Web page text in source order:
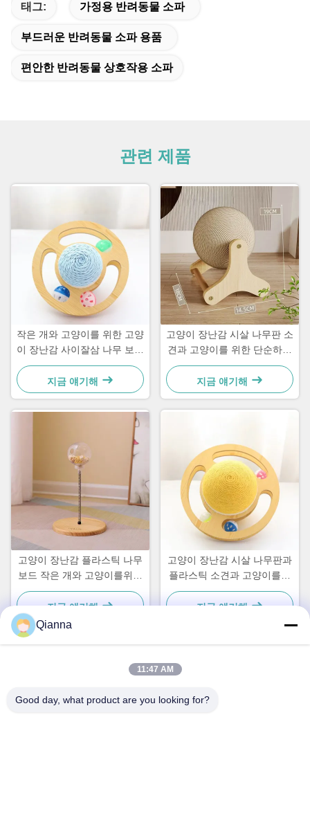
태그: 가정용 반려동물 소파
부드러운 반려동물 소파 용품
편안한 반려동물 상호작용 소파
관련 제품
작은 개와 고양이를 위한 고양
이 장난감 사이잘삼 나무 보드
간단하고 실용적인
지금 얘기해
고양이 장난감 시살 나무판 소
견과 고양이를 위한 단순하고
실용적인
지금 얘기해
고양이 장난감 플라스틱 나무
보드 작은 개와 고양이를위한
간단하고 실용적인
지금 얘기해
고양이 장난감 시살 나무판과
플라스틱 소견과 고양이를위
한 간단하고 실용적인
지금 얘기해
Qianna
11:47 AM
Good day, what product are you looking for?